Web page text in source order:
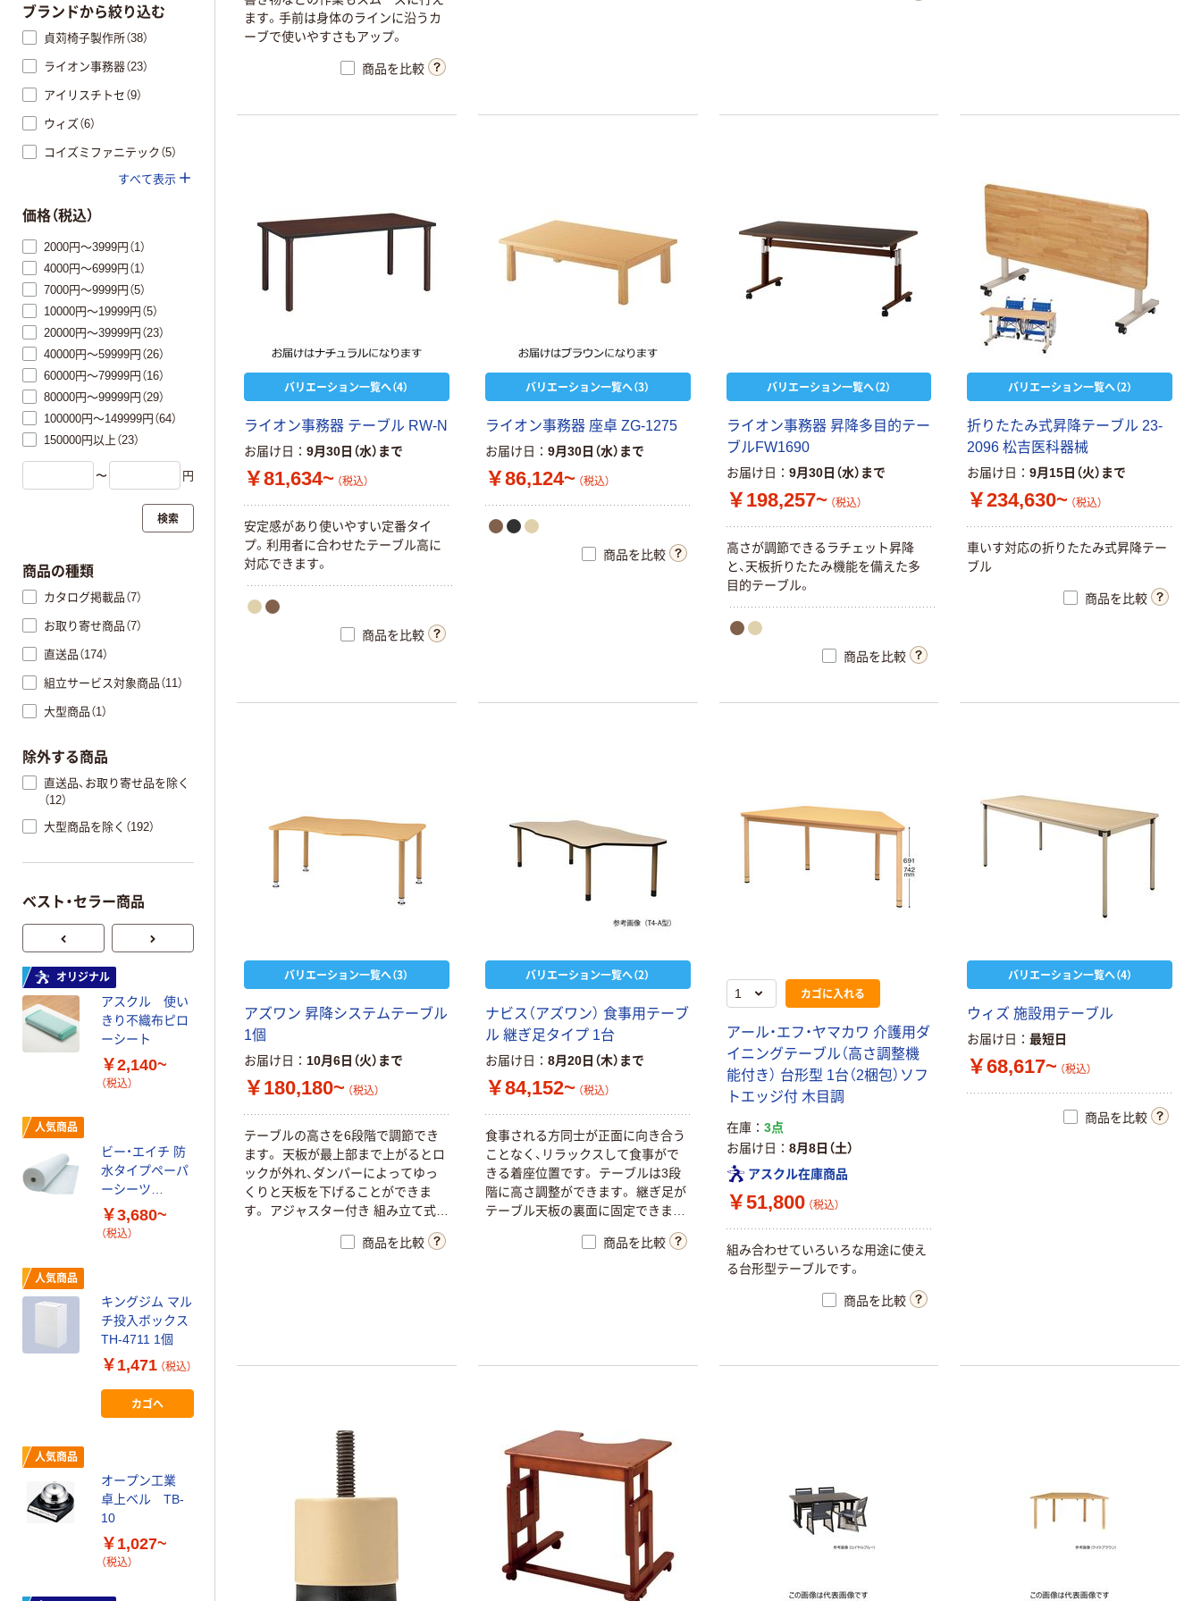
ます。手前は身体のラインに沿うカ
ーブで使いやすさもアップ。
商品を比較
バリエーション一覧へ（4）
ライオン事務器 テーブル RW-N
お届け日 9月30日（水）まで
￥81,634~ （税込）
安定感があり使いやすい定番タイ
プ。利用者に合わせたテーブル高に
対応できます。
商品を比較
バリエーション一覧へ（3）
ライオン事務器 座卓 ZG-1275
お届け日 9月30日（水）まで
￥86,124~ （税込）
商品を比較
バリエーション一覧へ（2）
ライオン事務器 昇降多目的テー
ブルFW1690
お届け日 9月30日（水）まで
￥198,257~ （税込）
高さが調節できるラチェット昇降
と、天板折りたたみ機能を備えた多
目的テーブル。
商品を比較
バリエーション一覧へ（2）
折りたたみ式昇降テーブル 23-
2096 松吉医科器械
お届け日 9月15日（火）まで
￥234,630~ （税込）
車いす対応の折りたたみ式昇降テー
ブル
商品を比較
バリエーション一覧へ（3）
アズワン 昇降システムテーブル
1個
お届け日 10月6日（火）まで
￥180,180~ （税込）
テーブルの高さを6段階で調節でき
ます。 天板が最上部まで上がるとロ
ックが外れ、ダンパーによってゆっ
くりと天板を下げることができま
す。 アジャスター付き 組み立て式
商品を比較
バリエーション一覧へ（2）
ナビス（アズワン） 食事用テーブ
ル 継ぎ足タイプ 1台
お届け日 8月20日（木）まで
￥84,152~ （税込）
食事される方同士が正面に向き合う
ことなく、リラックスして食事がで
きる着座位置です。 テーブルは3段
階に高さ調整ができます。 継ぎ足が
テーブル天板の裏面に固定できます
ので、テーブルとセットで保管でき
ます。 テーブルの表面も裏面も清掃
商品を比較
カゴに入れる
アール・エフ・ヤマカワ 介護用ダ
イニングテーブル（高さ調整機
能付き） 台形型 1台（2梱包）ソフ
トエッジ付 木目調
在庫
3点
お届け日
8月8日（土）
アスクル在庫商品
￥51,800 （税込）
組み合わせていろいろな用途に使え
る台形型テーブルです。
商品を比較
バリエーション一覧へ（4）
ウィズ 施設用テーブル
お届け日 最短日
￥68,617~ （税込）
商品を比較
ブランドから絞り込む
貞苅椅子製作所（38）
ライオン事務器（23）
アイリスチトセ（9）
ウィズ（6）
コイズミファニテック（5）
すべて表示
価格（税込）
2000円～3999円（1）
4000円～6999円（1）
7000円～9999円（5）
10000円～19999円（5）
20000円～39999円（23）
40000円～59999円（26）
60000円～79999円（16）
80000円～99999円（29）
100000円～149999円（64）
150000円以上（23）
〜 円
検索
商品の種類
カタログ掲載品（7）
お取り寄せ商品（7）
直送品（174）
組立サービス対象商品（11）
大型商品（1）
除外する商品
直送品、お取り寄せ品を除く
（12）
大型商品を除く（192）
ベスト・セラー商品
オリジナル
アスクル 使い
きり不織布ピロ
ーシート
￥2,140~
（税込）
人気商品
ビー・エイチ 防
水タイプペーパ
ーシーツ
80cm×90m
￥3,680~
（税込）
人気商品
キングジム マル
チ投入ボックス
TH-4711 1個
￥1,471 （税込）
カゴへ
人気商品
オープン工業
卓上ベル TB-
10
￥1,027~
（税込）
すのこ
（税込）
タオルウォーマ
ー用アロマ芳香
剤
￥2,490~
（税込）
（税込）
アスクル 木製
診察券入れ
￥3,780~
（税込）
ご意見箱
高田ベッド 診察
台カバー（レザ
ー TB-
90（70X180CM）
￥11,604~
（税込）
シーツ（薄手）
￥2,808~
（税込）
人気商品
￥4,912~
（税込）
山崎産業 樹脂ベ
ンチ ECO
￥20,651~
（税込）
オリジナル
アスクル 使い
きり不織布ピロ
ーシート
￥2,140~
人気商品
ビー・エイチ 防
水タイプペーパ
ーシーツ
80cm×90m
￥3,680~
（税込）
￥1,471 （税込）
人気商品